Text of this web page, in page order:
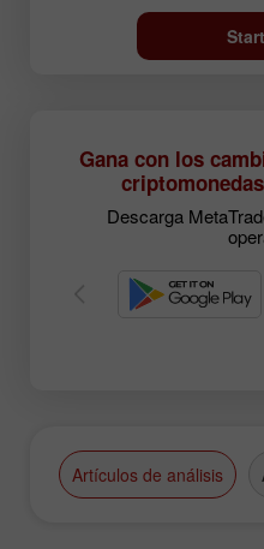
Gana con los
Descarga
Artículos de análisis